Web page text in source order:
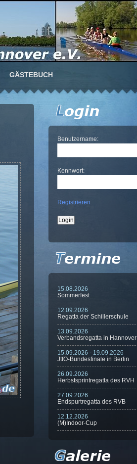
GÄSTEBUCH
Benutzername:
Kennwort:
Registrieren
15.08.2026
Sommerfest
12.09.2026
Regatta der Schillerschule
13.09.2026
Verbandsregatta in Hannover
15.09.2026 - 19.09.2026
JtfO-Bundesfinale in Berlin
26.09.2026
Herbstsprintregatta des RVH
27.09.2026
Endspurtregatta des RVB
12.12.2026
(M)Indoor-Cup